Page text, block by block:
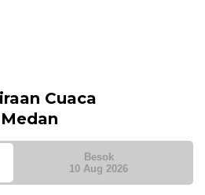
Cuaca
Medan
Besok
10 Aug 2026